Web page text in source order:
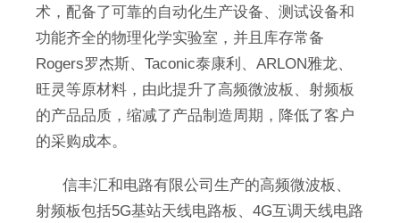
术，配备了可靠的自动化生产设备、测试设备和
功能齐全的物理化学实验室，并且库存常备
Rogers罗杰斯、Taconic泰康利、ARLON雅龙、
旺灵等原材料，由此提升了高频微波板、射频板
的产品品质，缩减了产品制造周期，降低了客户
的采购成本。
信丰汇和电路有限公司生产的高频微波板、
射频板包括5G基站天线电路板、4G互调天线电路